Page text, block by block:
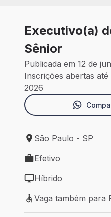
Executivo(a)
Sênior
Publicada em 12 de
Inscrições abertas até
2026
Local de trabalho: São
São Paulo - SP
Tipo de vaga: Efetivo
Efetivo
Modelo de trabalho:
Híbrido
Vaga também para PcD
Vaga também para